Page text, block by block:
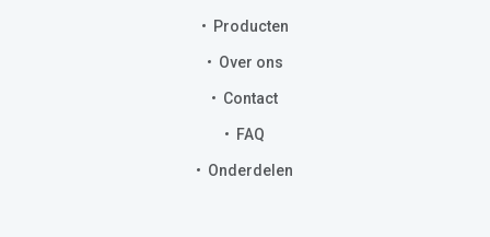
Producten
Over ons
Contact
FAQ
Onderdelen